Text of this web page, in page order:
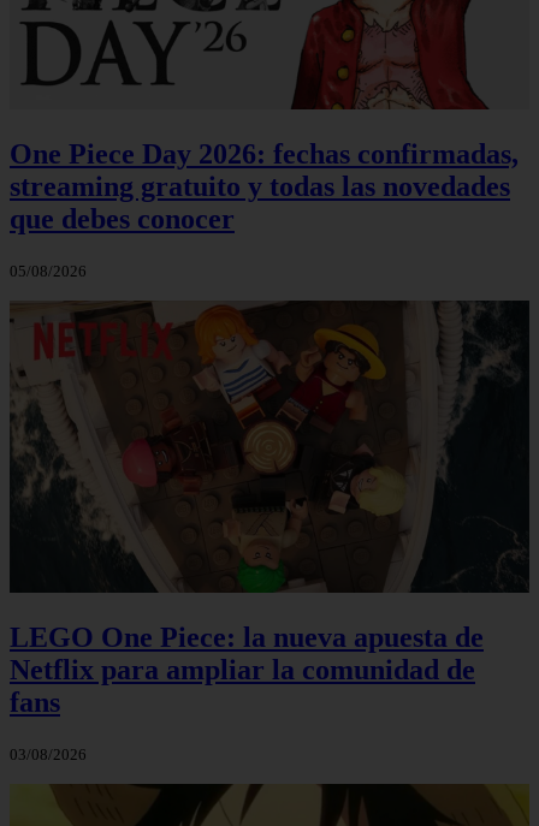
One Piece Day 2026: fechas confirmadas,
streaming gratuito y todas las novedades
que debes conocer
05/08/2026
LEGO One Piece: la nueva apuesta de
Netflix para ampliar la comunidad de
fans
03/08/2026